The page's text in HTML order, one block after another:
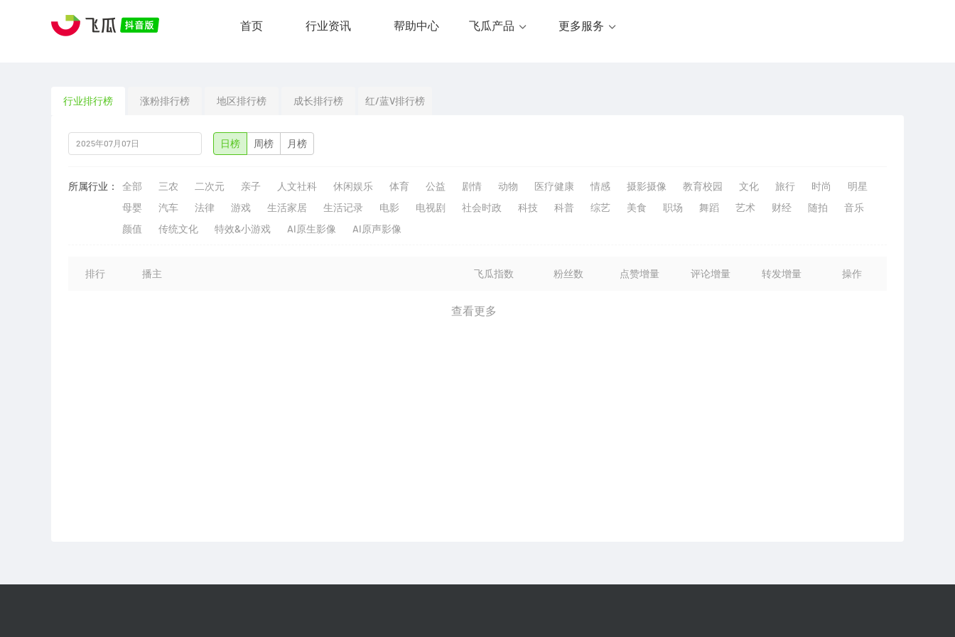
首页 行业资讯 帮助中心 飞瓜产品 更多服务
行业排行榜 涨粉排行榜 地区排行榜 成长排行榜 红/蓝V排行榜
日榜 周榜 月榜
所属行业： 全部 三农 二次元 亲子 人文社科 休闲娱乐 体育 公益 剧情 动物 医疗健康 情感 摄影摄像 教育校园 文化 旅行 时尚
明星
母婴
汽车 法律 游戏 生活家居 生活记录 电影 电视剧 社会时政 科技 科普 综艺 美食 职场 舞蹈 艺术 财经 随拍
音乐
颜值
传统文化 特效&小游戏 AI原生影像 AI原声影像
排行 播主 飞瓜指数 粉丝数 点赞增量 评论增量 转发增量 操作
查看更多